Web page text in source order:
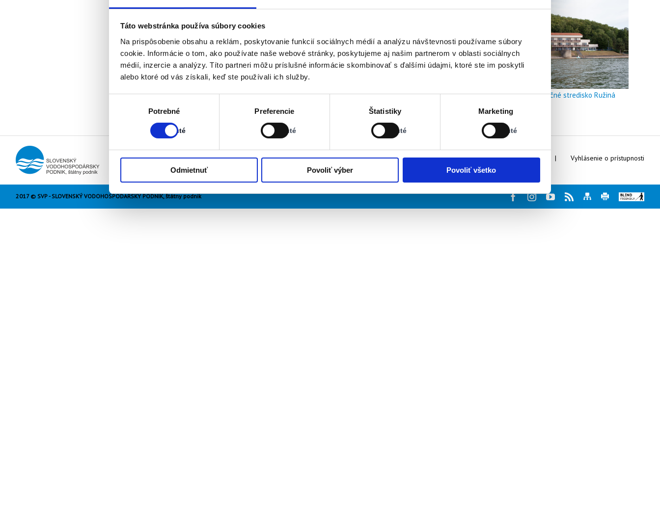
Táto webstránka používa súbory cookies
Na prispôsobenie obsahu a reklám, poskytovanie funkcií sociálnych médií a analýzu návštevnosti používame súbory
cookie. Informácie o tom, ako používate naše webové stránky, poskytujeme aj našim partnerom v oblasti sociálnych
médií, inzercie a analýzy. Títo partneri môžu príslušné informácie skombinovať s ďalšími údajmi, ktoré ste im poskytli
alebo ktoré od vás získali, keď ste používali ich služby.
Potrebné
Zapnuté
Stav:
Zapnuté
Preferencie
Vypnuté
Stav:
Vypnuté
Štatistiky
Vypnuté
Stav:
Vypnuté
Marketing
Vypnuté
Stav:
Vypnuté
Odmietnuť Povoliť výber Povoliť všetko
Doškoľovacie a rekreačné stredisko Ružiná
Webmaster Kontakty Vyhlásenie o prístupnosti
2017 © SVP - SLOVENSKÝ VODOHOSPODÁRSKY PODNIK, štátny podnik FacebookInstagram
Youtube
RssMapaTlač
Blind